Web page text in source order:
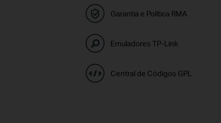
Garantia e Política RMA
Emuladores TP-Link
Central de Códigos GPL